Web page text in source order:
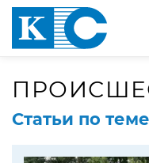
Статьи по теме